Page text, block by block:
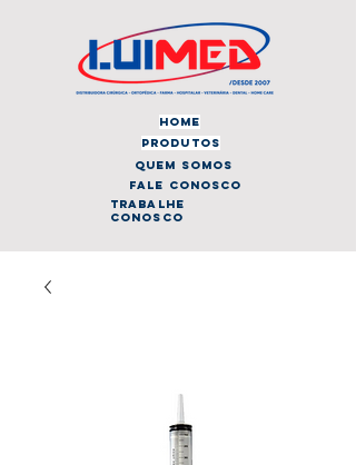
home
produtos
quem somos
fale conosco
trabalhe
conosco